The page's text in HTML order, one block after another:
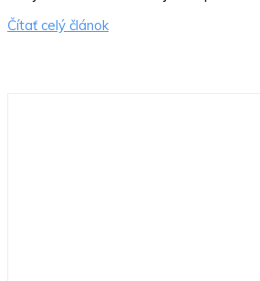
Čítať celý článok